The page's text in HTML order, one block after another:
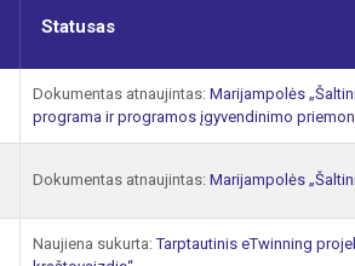
Statusas
Dokumentas atnaujintas: Marijampolės
programa ir programos įgyvendinimo
Dokumentas atnaujintas: Marijampolės
Naujiena sukurta:Tarptautinis eTwinning